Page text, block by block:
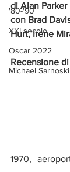
'80-'90
XXI secolo
Oscar 2022
Michael Sarnoski
di Alan Parker
con Brad
Hurt, Irene
Recensione
1970,